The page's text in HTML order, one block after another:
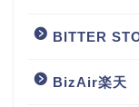
BITTER
BizAir楽天